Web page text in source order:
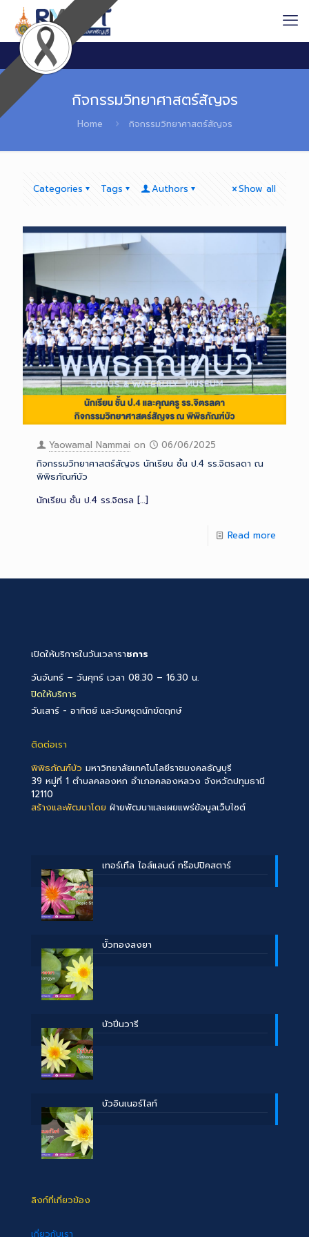
กิจกรรมวิทยาศาสตร์สัญจร
Home กิจกรรมวิทยาศาสตร์สัญจร
Categories Tags Authors Show all
Yaowamal Nammai on
06/06/2025
กิจกรรมวิทยาศาสตร์สัญจร นักเรียน ชั้น ป.4 รร.จิตรลดา ณ
พิพิธภัณฑ์บัว
นักเรียน ชั้น ป.4 รร.จิตรล […]
Read more
เปิดให้บริการในวันเวลาราชการ
วันจันทร์ – วันศุกร์ เวลา 08.30 – 16.30 น.
ปิดให้บริการ
วันเสาร์ - อาทิตย์ และวันหยุดนักขัตฤกษ์
ติดต่อเรา
พิพิธภัณฑ์บัว มหาวิทยาลัยเทคโนโลยีราชมงคลธัญบุรี
39 หมู่ที่ 1 ตำบลคลองหก อำเภอคลองหลวง จังหวัดปทุมธานี
12110
สร้างและพัฒนาโดย ฝ่ายพัฒนาและเผยแพร่ข้อมูลเว็บไซต์
เทอร์เทิ้ล ไอส์แลนด์ ทร๊อปปิคสตาร์
บััวทองลงยา
บัวปิ่นวารี
บัวอินเนอร์ไลท์
ลิงก์ที่เกี่ยวข้อง
เกี่ยวกับเรา